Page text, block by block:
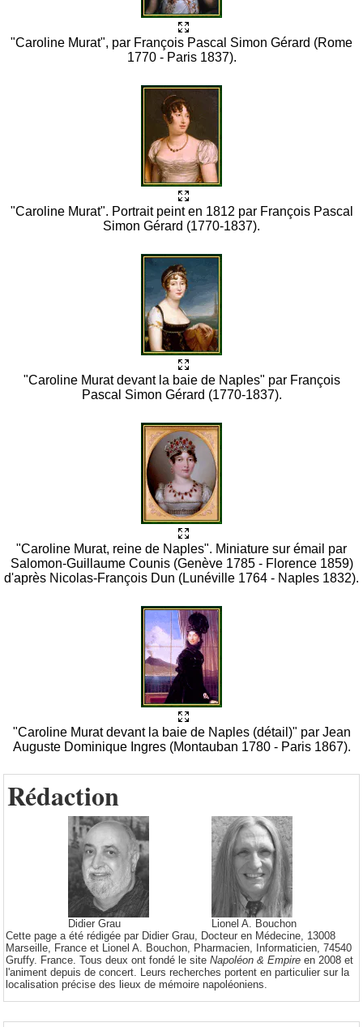
"Caroline Murat", par François Pascal Simon Gérard (Rome
1770 - Paris 1837).
"Caroline Murat". Portrait peint en 1812 par François Pascal
Simon Gérard (1770-1837).
"Caroline Murat devant la baie de Naples" par François
Pascal Simon Gérard (1770-1837).
"Caroline Murat, reine de Naples". Miniature sur émail par
Salomon-Guillaume Counis (Genève 1785 - Florence 1859)
d'après Nicolas-François Dun (Lunéville 1764 - Naples 1832).
"Caroline Murat devant la baie de Naples (détail)" par Jean
Auguste Dominique Ingres (Montauban 1780 - Paris 1867).
Rédaction
Didier Grau
Lionel A. Bouchon
Cette page a été rédigée par Didier Grau, Docteur en Médecine, 13008
Marseille, France et Lionel A. Bouchon, Pharmacien, Informaticien, 74540
Gruffy. France. Tous deux ont fondé le site Napoléon & Empire en 2008 et
l'animent depuis de concert. Leurs recherches portent en particulier sur la
localisation précise des lieux de mémoire napoléoniens.